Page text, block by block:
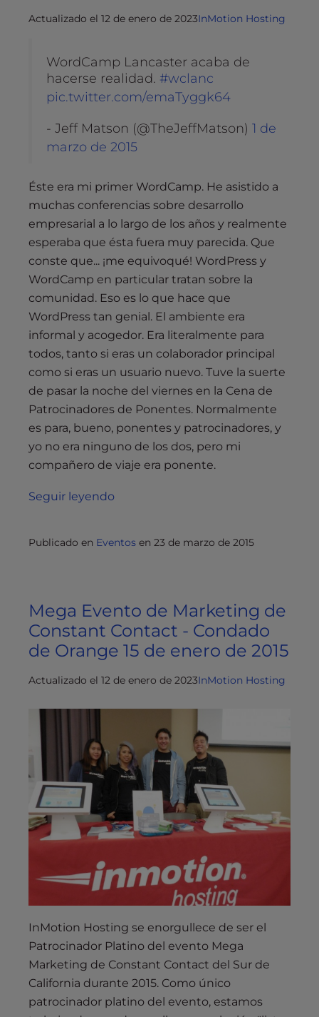
Actualizado el 12 de enero de 2023InMotion Hosting
WordCamp Lancaster acaba de
hacerse realidad. #wclanc
pic.twitter.com/emaTyggk64
- Jeff Matson (@TheJeffMatson) 1 de
marzo de 2015
Éste era mi primer WordCamp. He asistido a
muchas conferencias sobre desarrollo
empresarial a lo largo de los años y realmente
esperaba que ésta fuera muy parecida. Que
conste que... ¡me equivoqué! WordPress y
WordCamp en particular tratan sobre la
comunidad. Eso es lo que hace que
WordPress tan genial. El ambiente era
informal y acogedor. Era literalmente para
todos, tanto si eras un colaborador principal
como si eras un usuario nuevo. Tuve la suerte
de pasar la noche del viernes en la Cena de
Patrocinadores de Ponentes. Normalmente
es para, bueno, ponentes y patrocinadores, y
yo no era ninguno de los dos, pero mi
compañero de viaje era ponente.
Seguir leyendo
Publicado en Eventos en 23 de marzo de 2015
Mega Evento de Marketing de
Constant Contact - Condado
de Orange 15 de enero de 2015
Actualizado el 12 de enero de 2023InMotion Hosting
InMotion Hosting se enorgullece de ser el
Patrocinador Platino del evento Mega
Marketing de Constant Contact del Sur de
California durante 2015. Como único
patrocinador platino del evento, estamos